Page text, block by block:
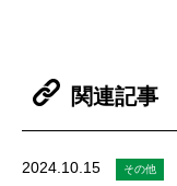
関連記事
2024.10.15 その他